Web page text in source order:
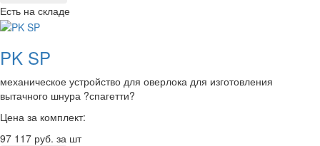
Есть на складе
PK SP
механическое устройство для оверлока для изготовления
вытачного шнура ?спагетти?
Цена за комплект:
97 117 руб. за шт